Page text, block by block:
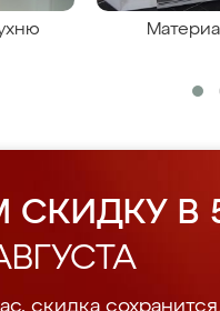
СКИДКУ В
скидка сохранится.